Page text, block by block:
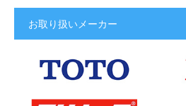
お取り扱いメーカー